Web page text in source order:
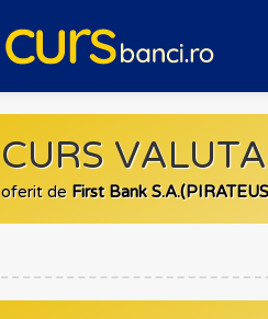
CURS
oferit de First Bank